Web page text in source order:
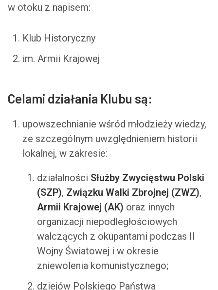
w otoku z napisem:
Klub Historyczny
im. Armii Krajowej
Celami działania Klubu są:
upowszechnianie wśród młodzieży wiedzy,
ze szczególnym uwzględnieniem historii
lokalnej, w zakresie:
działalności Służby Zwycięstwu Polski
(SZP), Związku Walki Zbrojnej (ZWZ),
Armii Krajowej (AK) oraz innych
organizacji niepodległościowych
walczących z okupantami podczas II
Wojny Światowej i w okresie
zniewolenia komunistycznego;
dziejów Polskiego Państwa